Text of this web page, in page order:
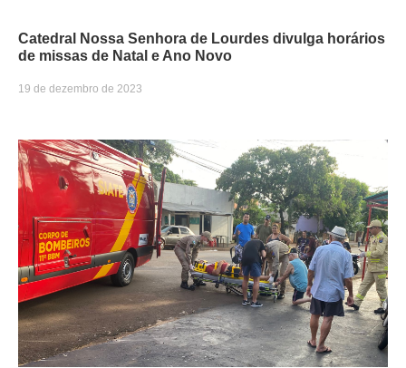
Catedral Nossa Senhora de Lourdes divulga horários
de missas de Natal e Ano Novo
19 de dezembro de 2023